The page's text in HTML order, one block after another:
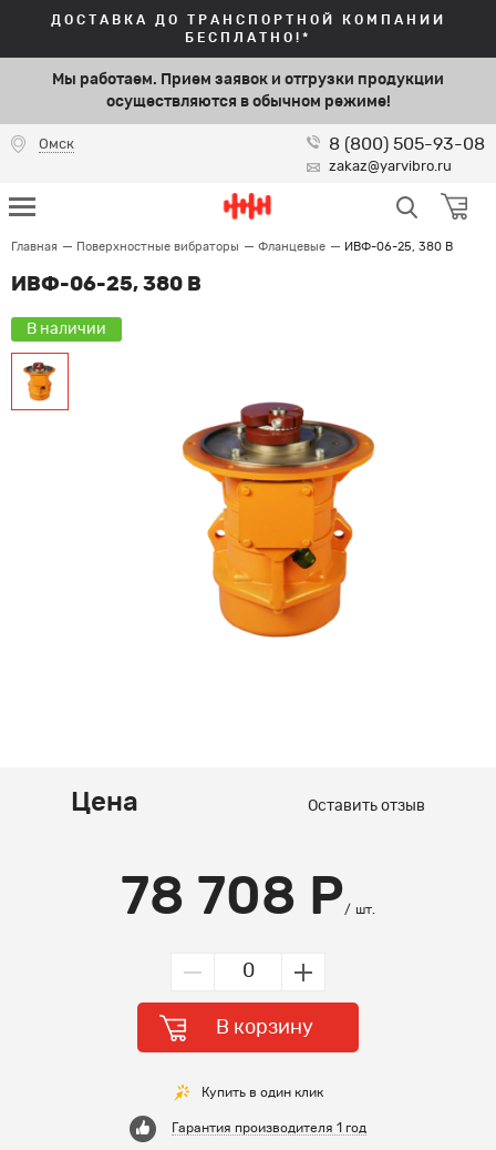
ДОСТАВКА ДО ТРАНСПОРТНОЙ КОМПАНИИ
БЕСПЛАТНО!*
Мы работаем. Прием заявок и отгрузки продукции
осуществляются в обычном режиме!
Омск 8 (800) 505-93-08
zakaz@yarvibro.ru
Главная Поверхностные вибраторы Фланцевые ИВФ-06-25, 380 В
ИВФ-06-25, 380 В
В наличии
Цена Оставить отзыв
78 708 Р шт.
В корзину
Купить в один клик
Гарантия производителя 1 год